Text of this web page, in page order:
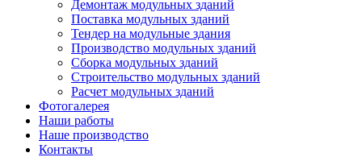
Демонтаж модульных зданий
Поставка модульных зданий
Тендер на модульные здания
Производство модульных зданий
Сборка модульных зданий
Строительство модульных зданий
Расчет модульных зданий
Фотогалерея
Наши работы
Наше производство
Контакты